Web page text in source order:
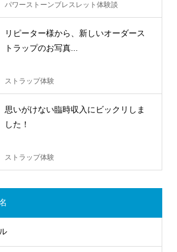
パワーストーンブレスレット体験談
リピーター様から、新しいオーダース
トラップのお写真...
ストラップ体験
思いがけない臨時収入にビックリしま
した！
ストラップ体験